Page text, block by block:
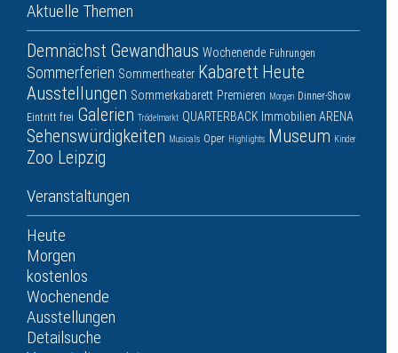
Aktuelle Themen
Demnächst Gewandhaus Wochenende Führungen
Sommerferien Sommertheater Kabarett Heute
Ausstellungen Sommerkabarett Premieren Morgen Dinner-Show
Eintritt frei Galerien Trödelmarkt QUARTERBACK Immobilien ARENA
Sehenswürdigkeiten Musicals Oper Highlights Museum Kinder
Zoo Leipzig
Veranstaltungen
Heute
Morgen
kostenlos
Wochenende
Ausstellungen
Detailsuche